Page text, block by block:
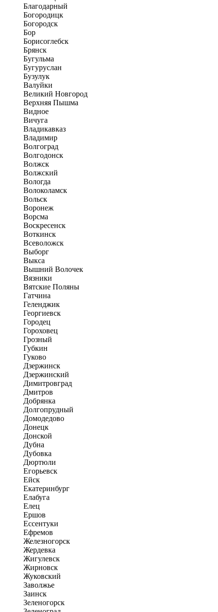
Благодарный
Богородицк
Богородск
Бор
Борисоглебск
Брянск
Бугульма
Бугуруслан
Бузулук
Валуйки
Великий Новгород
Верхняя Пышма
Видное
Вичуга
Владикавказ
Владимир
Волгоград
Волгодонск
Волжск
Волжский
Вологда
Волоколамск
Вольск
Воронеж
Ворсма
Воскресенск
Воткинск
Всеволожск
Выборг
Выкса
Вышний Волочек
Вязники
Вятские Поляны
Гатчина
Геленджик
Георгиевск
Городец
Гороховец
Грозный
Губкин
Гуково
Дзержинск
Дзержинский
Димитровград
Дмитров
Добрянка
Долгопрудный
Домодедово
Донецк
Донской
Дубна
Дубовка
Дюртюли
Егорьевск
Ейск
Екатеринбург
Елабуга
Елец
Ершов
Ессентуки
Ефремов
Железногорск
Жердевка
Жигулевск
Жирновск
Жуковский
Заволжье
Заинск
Зеленогорск